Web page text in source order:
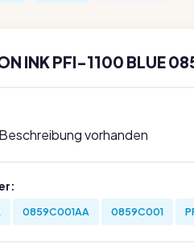
INK PFI-1100 BLUE
vorhanden
0859C001AA 0859C001